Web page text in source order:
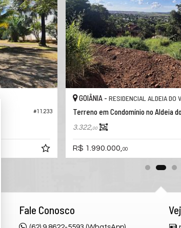
#11.233
GOIÂNIA -RESIDENCIAL ALDEIA DO
Terreno em Condomínio no Aldeia
3.322,00
R$ 1.990.000,00
Fale Conosco